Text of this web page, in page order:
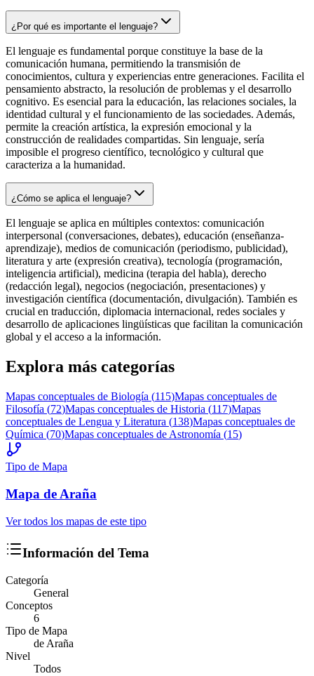
¿Por qué es importante el lenguaje?
El lenguaje es fundamental porque constituye la base de la
comunicación humana, permitiendo la transmisión de
conocimientos, cultura y experiencias entre generaciones. Facilita el
pensamiento abstracto, la resolución de problemas y el desarrollo
cognitivo. Es esencial para la educación, las relaciones sociales, la
identidad cultural y el funcionamiento de las sociedades. Además,
permite la creación artística, la expresión emocional y la
construcción de realidades compartidas. Sin lenguaje, sería
imposible el progreso científico, tecnológico y cultural que
caracteriza a la humanidad.
¿Cómo se aplica el lenguaje?
El lenguaje se aplica en múltiples contextos: comunicación
interpersonal (conversaciones, debates), educación (enseñanza-
aprendizaje), medios de comunicación (periodismo, publicidad),
literatura y arte (expresión creativa), tecnología (programación,
inteligencia artificial), medicina (terapia del habla), derecho
(redacción legal), negocios (negociación, presentaciones) y
investigación científica (documentación, divulgación). También es
crucial en traducción, diplomacia internacional, redes sociales y
desarrollo de aplicaciones lingüísticas que facilitan la comunicación
global y el acceso a la información.
Explora más categorías
Mapas conceptuales de Biología (115)Mapas conceptuales de
Filosofía (72)Mapas conceptuales de Historia (117)Mapas
conceptuales de Lengua y Literatura (138)Mapas conceptuales de
Química (70)Mapas conceptuales de Astronomía (15)
Tipo de Mapa
Mapa de Araña
Ver todos los mapas de este tipo
Información del Tema
Categoría
General
Conceptos
6
Tipo de Mapa
de Araña
Nivel
Todos